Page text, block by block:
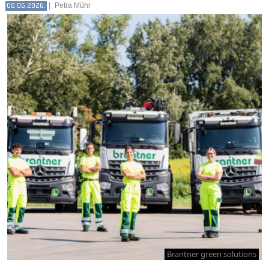
08.06.2026. Petra Mühr
Brantner green solutions